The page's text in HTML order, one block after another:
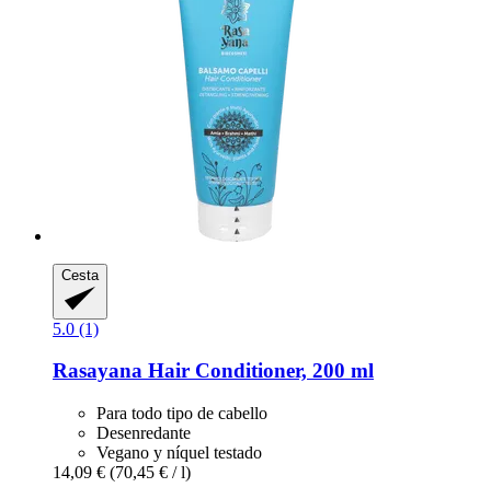
Cesta
5.0 (1)
Rasayana Hair Conditioner, 200 ml
Para todo tipo de cabello
Desenredante
Vegano y níquel testado
14,09 € (70,45 € / l)